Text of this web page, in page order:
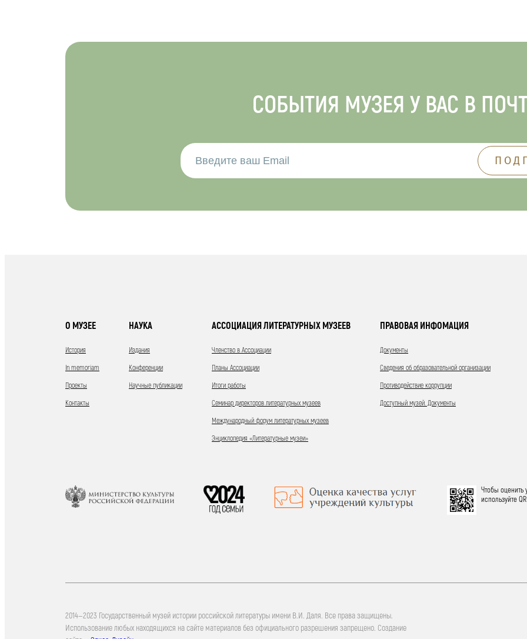
СОБЫТИЯ МУЗЕЯ У ВАС В
О МУЗЕЕ
История
In memoriam
Проекты
Контакты
НАУКА
Издания
Конференции
Научные публикации
АССОЦИАЦИЯ ЛИТЕРАТУРНЫХ МУЗЕЕВ
Членство в Ассоциации
Планы Ассоциации
Итоги работы
Семинар директоров литературных музеев
Международный форум литературных музеев
Энциклопедия «Литературные музеи»
ПРАВОВАЯ ИНФОМАЦИЯ
Документы
Сведения об образовательной организации
Противодействие коррупции
Доступный музей. Документы
Чтобы оценить
используйте
2014—2023 Государственный музей истории российской литературы имени В.И. Даля. Все права защищены.
Использование любых находящихся на сайте материалов без официального разрешения запрещено. Создание